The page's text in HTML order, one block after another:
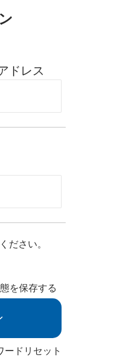
ドレス
ださい。
を保存する
ードリセット